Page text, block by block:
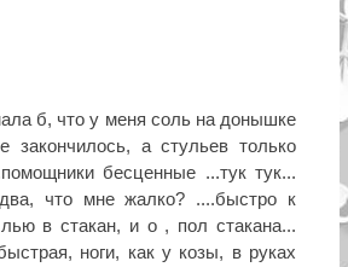
б, что у меня соль на донышке
закончилось, а стульев только
бесценные ...тук тук...
что мне жалко? ....быстро к
в стакан, и о , пол стакана...
ноги, как у козы, в руках